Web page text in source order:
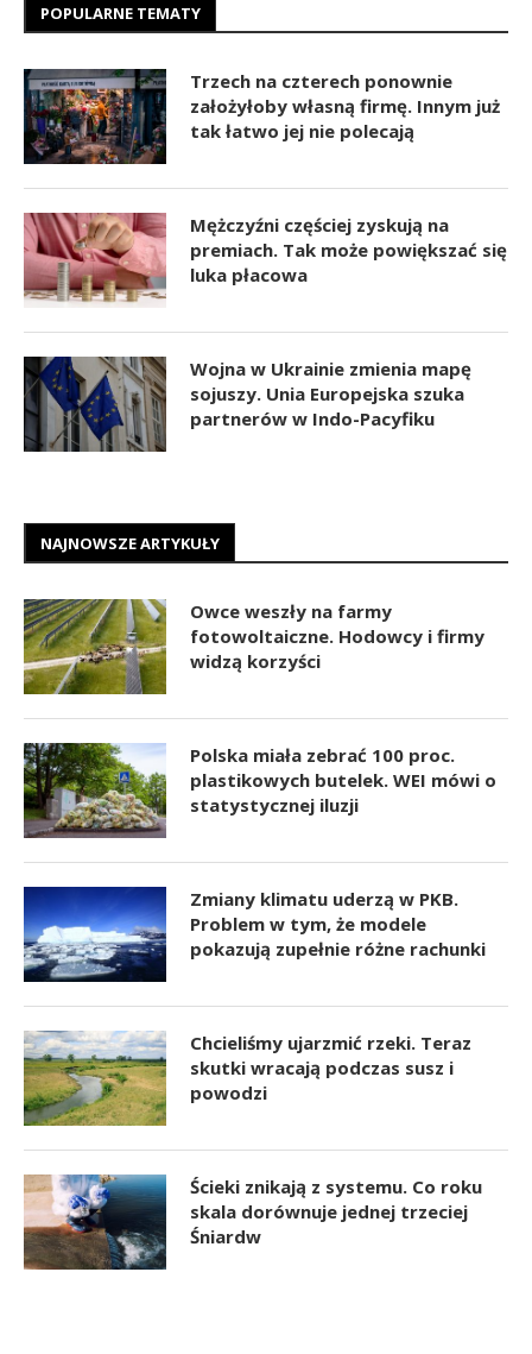
POPULARNE TEMATY
Trzech na czterech ponownie
założyłoby własną firmę. Innym już
tak łatwo jej nie polecają
Mężczyźni częściej zyskują na
premiach. Tak może powiększać się
luka płacowa
Wojna w Ukrainie zmienia mapę
sojuszy. Unia Europejska szuka
partnerów w Indo-Pacyfiku
NAJNOWSZE ARTYKUŁY
Owce weszły na farmy
fotowoltaiczne. Hodowcy i firmy
widzą korzyści
Polska miała zebrać 100 proc.
plastikowych butelek. WEI mówi o
statystycznej iluzji
Zmiany klimatu uderzą w PKB.
Problem w tym, że modele
pokazują zupełnie różne rachunki
Chcieliśmy ujarzmić rzeki. Teraz
skutki wracają podczas susz i
powodzi
Ścieki znikają z systemu. Co roku
skala dorównuje jednej trzeciej
Śniardw